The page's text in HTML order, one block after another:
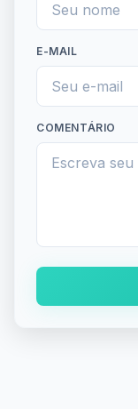
E-MAIL
COMENTÁRIO